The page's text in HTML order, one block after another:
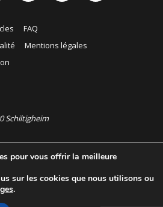
FAQ
Mentions légales
Schiltigheim
9h - 18h
8h - 19h
réservés.
Commons Attribution 4.0
pour vous offrir la meilleure
sur les cookies que nous utilisons ou
.